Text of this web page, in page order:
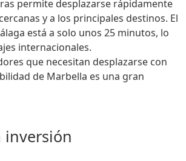
permite desplazarse rápidamente
y a los principales destinos. El
está a solo unos 25 minutos, lo
internacionales.
que necesitan desplazarse con
de Marbella es una gran
inversión